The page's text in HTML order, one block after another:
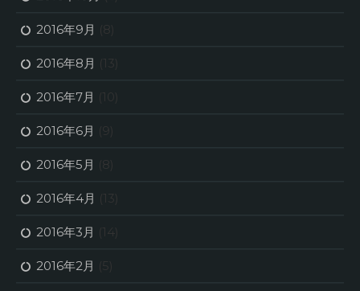
2016年9月 (8)
2016年8月 (13)
2016年7月 (10)
2016年6月 (9)
2016年5月 (8)
2016年4月 (13)
2016年3月 (14)
2016年2月 (5)